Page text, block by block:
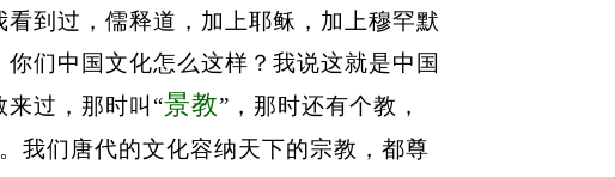
到过，儒释道，加上耶稣，加上穆罕默
们中国文化怎么这样？我说这就是中国
过，那时叫“景教”，那时还有个教，
我们唐代的文化容纳天下的宗教，都尊